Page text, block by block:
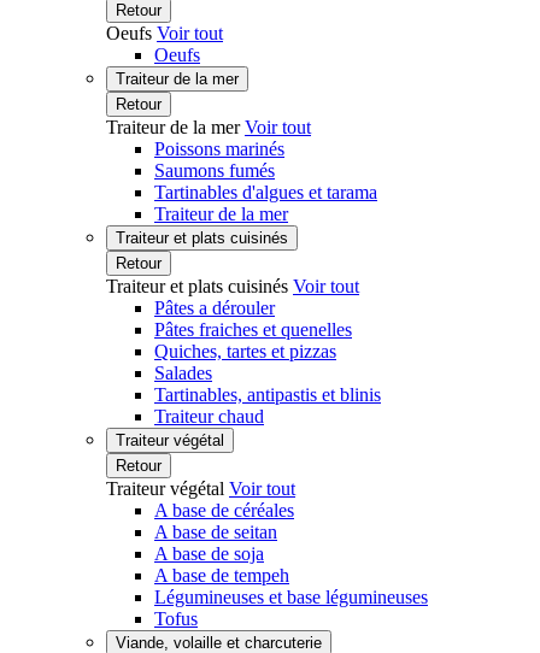
Retour
Oeufs Voir tout
Oeufs
Traiteur de la mer
Retour
Traiteur de la merVoir tout
Poissons marinés
Saumons fumés
Tartinables d'algues et tarama
Traiteur de la mer
Traiteur et plats cuisinés
Retour
Traiteur et plats cuisinés Voir tout
Pâtes a dérouler
Pâtes fraiches et quenelles
Quiches, tartes et pizzas
Salades
Tartinables, antipastis et blinis
Traiteur chaud
Traiteur végétal
Retour
Traiteur végétal Voir tout
A base de céréales
A base de seitan
A base de soja
A base de tempeh
Légumineuses et base légumineuses
Tofus
Viande, volaille et charcuterie